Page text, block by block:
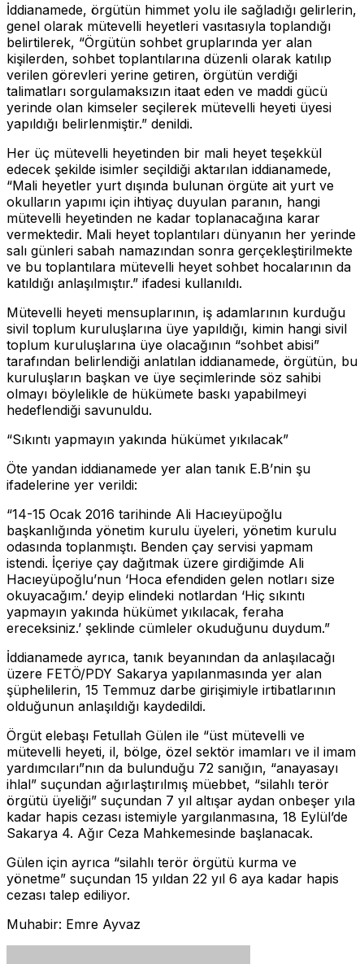
İddianamede, örgütün himmet yolu ile sağladığı gelirlerin,
genel olarak mütevelli heyetleri vasıtasıyla toplandığı
belirtilerek, “Örgütün sohbet gruplarında yer alan
kişilerden, sohbet toplantılarına düzenli olarak katılıp
verilen görevleri yerine getiren, örgütün verdiği
talimatları sorgulamaksızın itaat eden ve maddi gücü
yerinde olan kimseler seçilerek mütevelli heyeti üyesi
yapıldığı belirlenmiştir.” denildi.
Her üç mütevelli heyetinden bir mali heyet teşekkül
edecek şekilde isimler seçildiği aktarılan iddianamede,
“Mali heyetler yurt dışında bulunan örgüte ait yurt ve
okulların yapımı için ihtiyaç duyulan paranın, hangi
mütevelli heyetinden ne kadar toplanacağına karar
vermektedir. Mali heyet toplantıları dünyanın her yerinde
salı günleri sabah namazından sonra gerçekleştirilmekte
ve bu toplantılara mütevelli heyet sohbet hocalarının da
katıldığı anlaşılmıştır.” ifadesi kullanıldı.
Mütevelli heyeti mensuplarının, iş adamlarının kurduğu
sivil toplum kuruluşlarına üye yapıldığı, kimin hangi sivil
toplum kuruluşlarına üye olacağının “sohbet abisi”
tarafından belirlendiği anlatılan iddianamede, örgütün, bu
kuruluşların başkan ve üye seçimlerinde söz sahibi
olmayı böylelikle de hükümete baskı yapabilmeyi
hedeflendiği savunuldu.
“Sıkıntı yapmayın yakında hükümet yıkılacak”
Öte yandan iddianamede yer alan tanık E.B’nin şu
ifadelerine yer verildi:
“14-15 Ocak 2016 tarihinde Ali Hacıeyüpoğlu
başkanlığında yönetim kurulu üyeleri, yönetim kurulu
odasında toplanmıştı. Benden çay servisi yapmam
istendi. İçeriye çay dağıtmak üzere girdiğimde Ali
Hacıeyüpoğlu’nun ‘Hoca efendiden gelen notları size
okuyacağım.’ deyip elindeki notlardan ‘Hiç sıkıntı
yapmayın yakında hükümet yıkılacak, feraha
ereceksiniz.’ şeklinde cümleler okuduğunu duydum.”
İddianamede ayrıca, tanık beyanından da anlaşılacağı
üzere FETÖ/PDY Sakarya yapılanmasında yer alan
şüphelilerin, 15 Temmuz darbe girişimiyle irtibatlarının
olduğunun anlaşıldığı kaydedildi.
Örgüt elebaşı Fetullah Gülen ile “üst mütevelli ve
mütevelli heyeti, il, bölge, özel sektör imamları ve il imam
yardımcıları”nın da bulunduğu 72 sanığın, “anayasayı
ihlal” suçundan ağırlaştırılmış müebbet, “silahlı terör
örgütü üyeliği” suçundan 7 yıl altışar aydan onbeşer yıla
kadar hapis cezası istemiyle yargılanmasına, 18 Eylül’de
Sakarya 4. Ağır Ceza Mahkemesinde başlanacak.
Gülen için ayrıca “silahlı terör örgütü kurma ve
yönetme” suçundan 15 yıldan 22 yıl 6 aya kadar hapis
cezası talep ediliyor.
Muhabir: Emre Ayvaz